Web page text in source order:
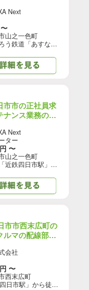
」徒歩8分
Next
山之一色町
四日市あすなろう鉄道「あすなろう四日市駅」徒歩8分 ※東名阪道四日市東ICから車で5分 ★工場敷地外に無料駐車場あり
市市の正社員求
ナンス業務のお
01
Next
ター
〜
山之一色町
近鉄名古屋線「近鉄四日市駅」車16分 ※東名阪自動車道四日市東ICから車で6分 ★送迎バスあり
市市西末広町の
ルマの配線部品
会社
〜
西末広町
JR関西本線「四日市駅」から徒歩で7分 近鉄名古屋線「近鉄四日市駅」から徒歩で20分 【交通手段】 車、バイク、自転車通勤可 ☆職場の駐車場は無料でご利用いただけます！